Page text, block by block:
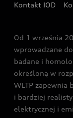
Audi exclusive
Kontakt IOD
Od 1 września
wprowadzane
badane i
określoną w
WLTP zapewnia
i bardziej
elektrycznej i